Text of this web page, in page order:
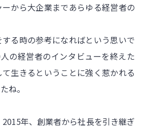
から大企業まであらゆる経営者の
る時の参考になればという思いで
の経営者のインタビューを終えた
生きるということに強く惹かれる
ね。
年、創業者から社長を引き継ぎ